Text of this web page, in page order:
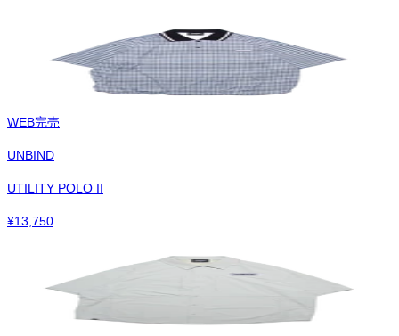
WEB完売
UNBIND
UTILITY POLO II
¥13,750